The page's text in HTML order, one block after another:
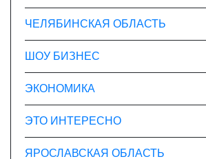
ЧЕЛЯБИНСКАЯ ОБЛАСТЬ
ШОУ БИЗНЕС
ЭКОНОМИКА
ЭТО ИНТЕРЕСНО
ЯРОСЛАВСКАЯ ОБЛАСТЬ